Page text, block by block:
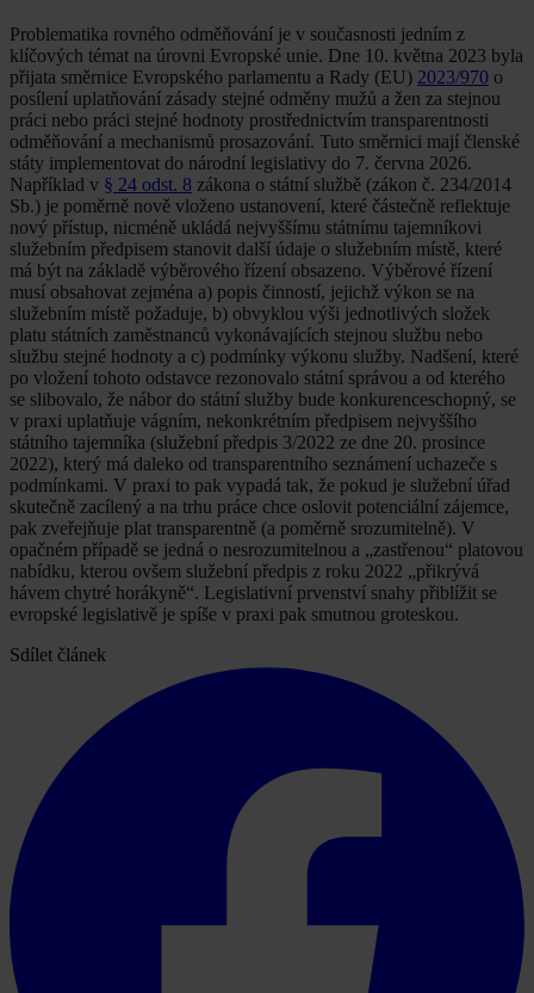
Problematika rovného odměňování je v současnosti jedním z
klíčových témat na úrovni Evropské unie. Dne 10. května 2023 byla
přijata směrnice Evropského parlamentu a Rady (EU) 2023/970 o
posílení uplatňování zásady stejné odměny mužů a žen za stejnou
práci nebo práci stejné hodnoty prostřednictvím transparentnosti
odměňování a mechanismů prosazování. Tuto směrnici mají členské
státy implementovat do národní legislativy do 7. června 2026.
Například v § 24 odst. 8 zákona o státní službě (zákon č. 234/2014
Sb.) je poměrně nově vloženo ustanovení, které částečně reflektuje
nový přístup, nicméně ukládá nejvyššímu státnímu tajemníkovi
služebním předpisem stanovit další údaje o služebním místě, které
má být na základě výběrového řízení obsazeno. Výběrové řízení
musí obsahovat zejména a) popis činností, jejichž výkon se na
služebním místě požaduje, b) obvyklou výši jednotlivých složek
platu státních zaměstnanců vykonávajících stejnou službu nebo
službu stejné hodnoty a c) podmínky výkonu služby. Nadšení, které
po vložení tohoto odstavce rezonovalo státní správou a od kterého
se slibovalo, že nábor do státní služby bude konkurenceschopný, se
v praxi uplatňuje vágním, nekonkrétním předpisem nejvyššího
státního tajemníka (služební předpis 3/2022 ze dne 20. prosince
2022), který má daleko od transparentního seznámení uchazeče s
podmínkami. V praxi to pak vypadá tak, že pokud je služební úřad
skutečně zacílený a na trhu práce chce oslovit potenciální zájemce,
pak zveřejňuje plat transparentně (a poměrně srozumitelně). V
opačném případě se jedná o nesrozumitelnou a „zastřenou“ platovou
nabídku, kterou ovšem služební předpis z roku 2022 „přikrývá
hávem chytré horákyně“. Legislativní prvenství snahy přiblížit se
evropské legislativě je spíše v praxi pak smutnou groteskou.
Sdílet článek